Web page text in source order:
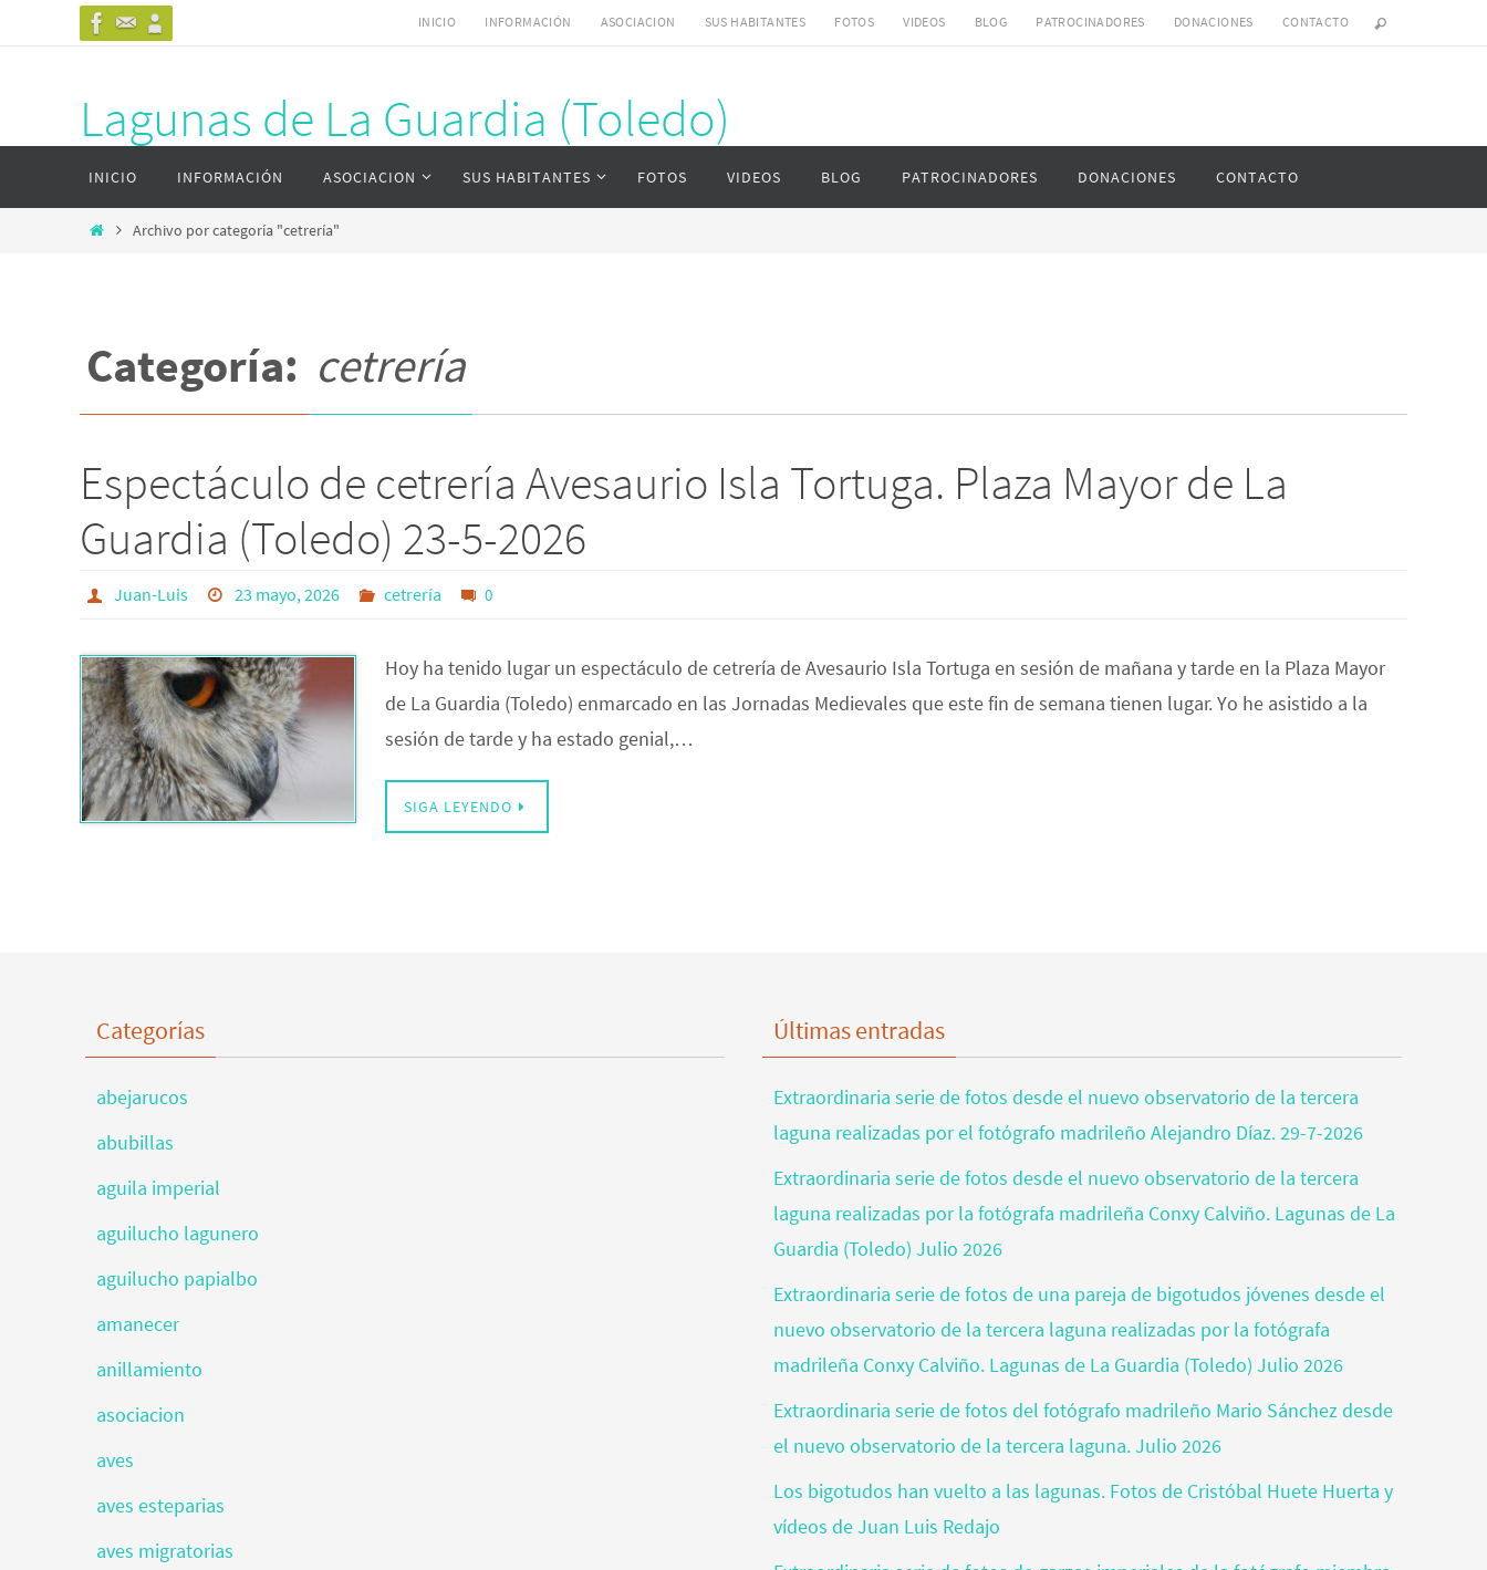
INICIO INFORMACIÓN ASOCIACION SUS HABITANTES FOTOS VIDEOS BLOG PATROCINADORES DONACIONES CONTACTO
Lagunas de La Guardia (Toledo)
Página web del complejo lagunar de La Guardia (Toledo)
contenido
INICIO INFORMACIÓN ASOCIACION SUS HABITANTES FOTOS VIDEOS BLOG PATROCINADORES DONACIONES CONTACTO
InicioArchivo por categoría "cetrería"
Categoría: cetrería
Espectáculo de cetrería Avesaurio Isla Tortuga. Plaza Mayor de La
Guardia (Toledo) 23-5-2026
Juan-Luis 23 mayo, 2026 cetrería 0
Hoy ha tenido lugar un espectáculo de cetrería de Avesaurio Isla Tortuga en sesión de mañana y tarde en la Plaza Mayor
de La Guardia (Toledo) enmarcado en las Jornadas Medievales que este fin de semana tienen lugar. Yo he asistido a la
sesión de tarde y ha estado genial,…
SIGA LEYENDO
Categorías
abejarucos
abubillas
aguila imperial
aguilucho lagunero
aguilucho papialbo
amanecer
anillamiento
asociacion
aves
aves esteparias
aves migratorias
Últimas entradas
Extraordinaria serie de fotos desde el nuevo observatorio de la tercera
laguna realizadas por el fotógrafo madrileño Alejandro Díaz. 29-7-2026
Extraordinaria serie de fotos desde el nuevo observatorio de la tercera
laguna realizadas por la fotógrafa madrileña Conxy Calviño. Lagunas de La
Guardia (Toledo) Julio 2026
Extraordinaria serie de fotos de una pareja de bigotudos jóvenes desde el
nuevo observatorio de la tercera laguna realizadas por la fotógrafa
madrileña Conxy Calviño. Lagunas de La Guardia (Toledo) Julio 2026
Extraordinaria serie de fotos del fotógrafo madrileño Mario Sánchez desde
el nuevo observatorio de la tercera laguna. Julio 2026
Los bigotudos han vuelto a las lagunas. Fotos de Cristóbal Huete Huerta y
vídeos de Juan Luis Redajo